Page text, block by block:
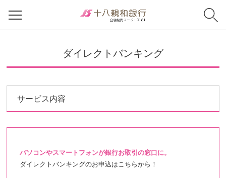
ダイレクトバンキング
サービス内容
パソコンやスマートフォンが銀行お取引の窓口に。
ダイレクトバンキングのお申込はこちらから！